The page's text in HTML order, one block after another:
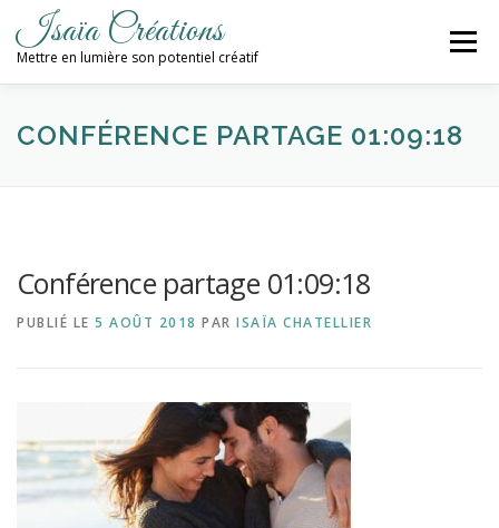
contenu
Isaïa Créations
Mettre en lumière son potentiel créatif
Menu
ACCUEIL MES CRÉATIONS ATELIERS
CONTACT / NEWSLETTER
CONFÉRENCE PARTAGE 01:09:18
Conférence partage 01:09:18
PUBLIÉ LE 5 AOÛT 2018 PAR ISAÏA CHATELLIER